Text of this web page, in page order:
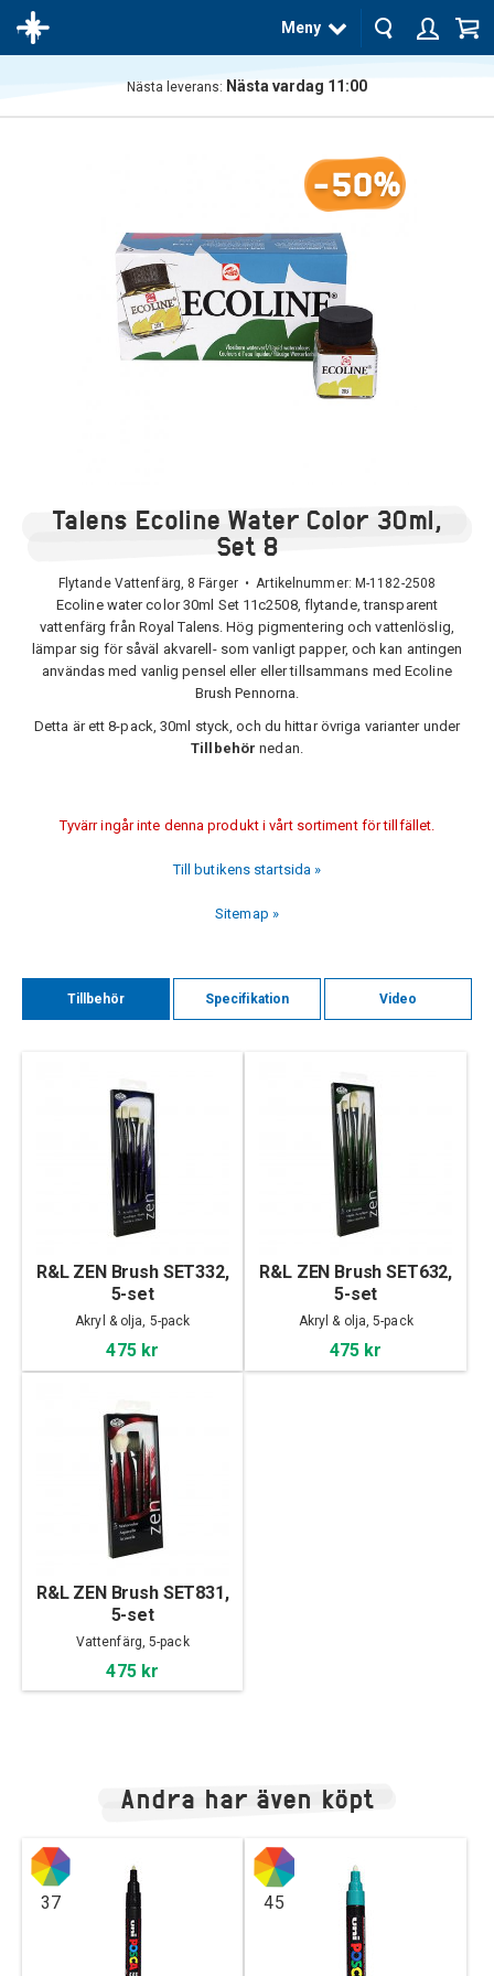
Meny
Nästa leverans: Nästa vardag 11:00
-50%
Talens Ecoline Water Color 30ml,
Set 8
Flytande Vattenfärg, 8 Färger • Artikelnummer: M-1182-2508
Ecoline water color 30ml Set 11c2508, flytande, transparent
vattenfärg från Royal Talens. Hög pigmentering och vattenlöslig,
lämpar sig för såväl akvarell- som vanligt papper, och kan antingen
användas med vanlig pensel eller eller tillsammans med Ecoline
Brush Pennorna.
Detta är ett 8-pack, 30ml styck, och du hittar övriga varianter under
Tillbehör nedan.
Tyvärr ingår inte denna produkt i vårt sortiment för tillfället.
Till butikens startsida »
Sitemap »
Tillbehör Specifikation Video
R&L ZEN Brush SET332,
5-set
Akryl & olja, 5-pack
475 kr
R&L ZEN Brush SET632,
5-set
Akryl & olja, 5-pack
475 kr
R&L ZEN Brush SET831,
5-set
Vattenfärg, 5-pack
475 kr
Andra har även köpt
37 45